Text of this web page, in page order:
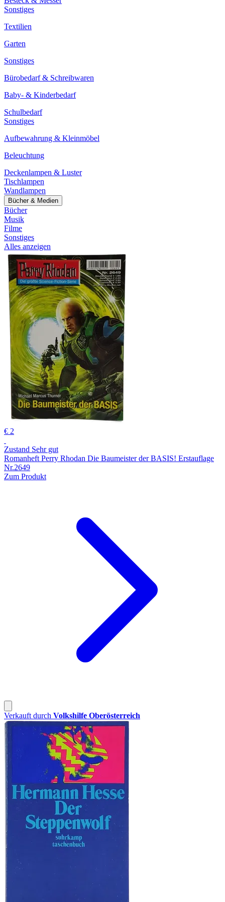
Sonstiges
Textilien
Garten
Sonstiges
Bürobedarf & Schreibwaren
Baby- & Kinderbedarf
Schulbedarf
Sonstiges
Aufbewahrung & Kleinmöbel
Beleuchtung
Deckenlampen & Luster
Tischlampen
Wandlampen
Bücher & Medien
Bücher
Musik
Filme
Sonstiges
Alles anzeigen
€ 2
Zustand Sehr gut
Romanheft Perry Rhodan Die Baumeister der BASIS! Erstauflage
Nr.2649
Zum Produkt
Verkauft durch Volkshilfe Oberösterreich